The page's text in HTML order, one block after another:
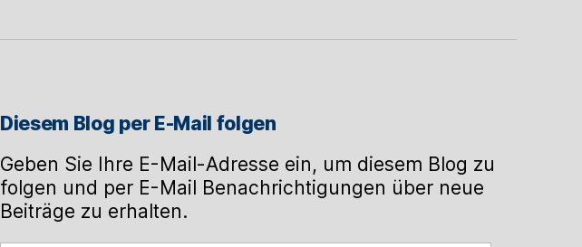
Diesem Blog per E-Mail folgen
Geben Sie Ihre E-Mail-Adresse ein, um diesem Blog zu
folgen und per E-Mail Benachrichtigungen über neue
Beiträge zu erhalten.